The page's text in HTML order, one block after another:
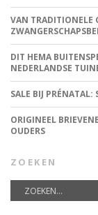
VAN TRADITIONELE
DIT HEMA
NEDERLANDSE
SALE BIJ
ORIGINEEL
OUDERS
ZOEKEN